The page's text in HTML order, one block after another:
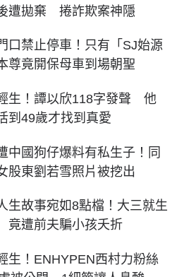
遭拋棄 捲詐欺案神隱
口禁止停車！只有「SJ始源
尊竟開保母車到場朝聖
生！譚以欣118字發聲 他
到49歲才找到真愛
中國狗仔爆料有私生子！同
股東劉若雪照片被挖出
生故事宛如8點檔！大三就生
竟遭前夫騙小孩夭折
生！ENHYPEN西村力粉絲